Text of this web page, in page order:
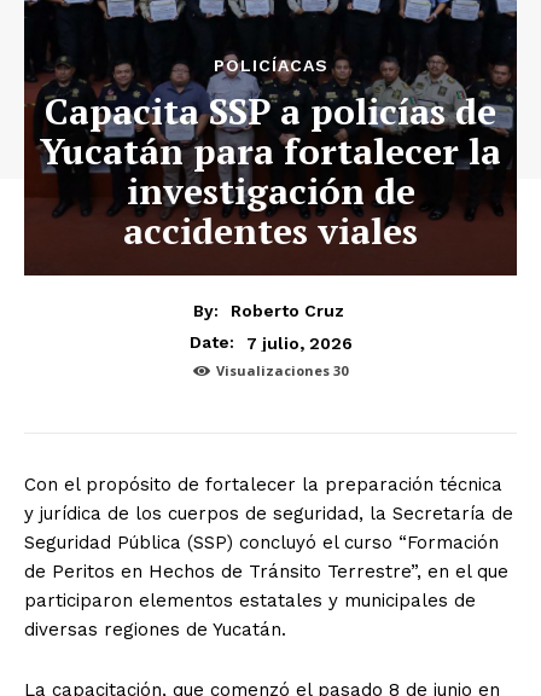
POLICÍACAS
Capacita SSP a policías de
Yucatán para fortalecer la
investigación de
accidentes viales
By:
Roberto Cruz
Date:
7 julio, 2026
Visualizaciones 30
Con el propósito de fortalecer la preparación técnica
y jurídica de los cuerpos de seguridad, la Secretaría de
Seguridad Pública (SSP) concluyó el curso “Formación
de Peritos en Hechos de Tránsito Terrestre”, en el que
participaron elementos estatales y municipales de
diversas regiones de Yucatán.
La capacitación, que comenzó el pasado 8 de junio en